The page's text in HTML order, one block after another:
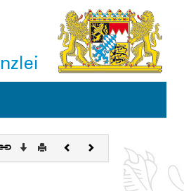
Download
DruckenVorherigesNächstes
Dokument